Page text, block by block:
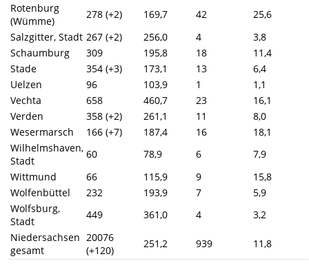
Rotenburg
(Wümme)
278 (+2) 169,7 42
25,6
Salzgitter, Stadt 267 (+2) 256,0 4
3,8
Schaumburg
309 195,8 18
11,4
Stade
354 (+3) 173,1 13
6,4
Uelzen
96 103,9 1
1,1
Vechta
658 460,7 23
16,1
Verden
358 (+2) 261,1 11
8,0
Wesermarsch
166 (+7) 187,4 16
18,1
Wilhelmshaven,
Stadt
60 78,9 6
7,9
Wittmund
66 115,9 9
15,8
Wolfenbüttel
232 193,9 7
5,9
Wolfsburg,
Stadt
449 361,0 4
3,2
Niedersachsen
gesamt
20076
(+120)
251,2 939 11,8